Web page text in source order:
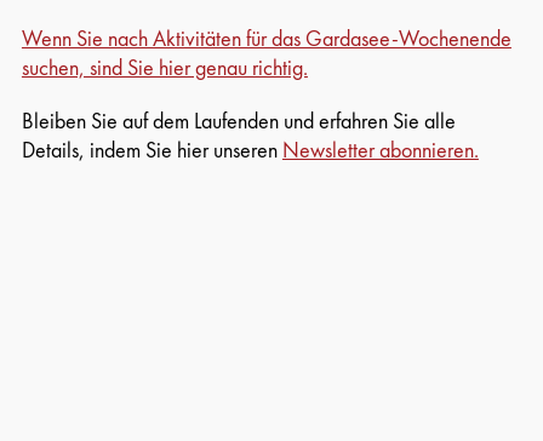
Wenn Sie nach Aktivitäten für das Gardasee-Wochenende
suchen, sind Sie hier genau richtig.
Bleiben Sie auf dem Laufenden und erfahren Sie alle
Details, indem Sie hier unseren Newsletter abonnieren.